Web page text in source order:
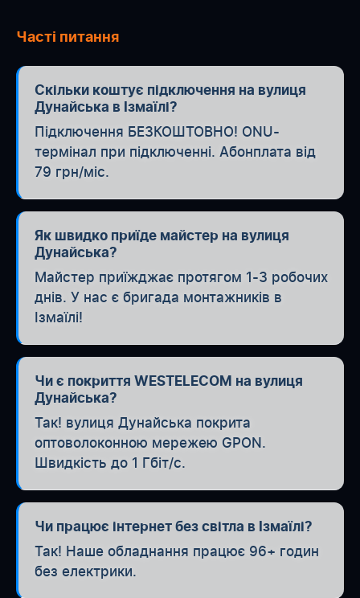
Часті питання
Скільки коштує підключення на вулиця
Дунайська в Ізмаїлі?
Підключення БЕЗКОШТОВНО! ONU-
термінал при підключенні. Абонплата від
79 грн/міс.
Як швидко приїде майстер на вулиця
Дунайська?
Майстер приїжджає протягом 1-3 робочих
днів. У нас є бригада монтажників в
Ізмаїлі!
Чи є покриття WESTELECOM на вулиця
Дунайська?
Так! вулиця Дунайська покрита
оптоволоконною мережею GPON.
Швидкість до 1 Гбіт/с.
Чи працює інтернет без світла в Ізмаїлі?
Так! Наше обладнання працює 96+ годин
без електрики.